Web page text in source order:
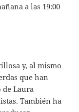
a las 19:00
y, al mismo
que han
de Laura
También ha